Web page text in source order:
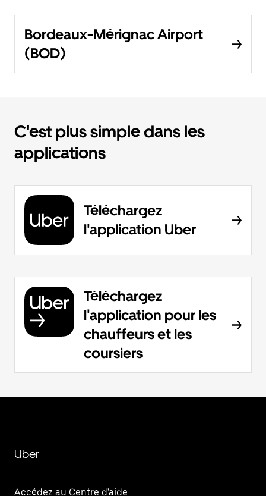
Bordeaux-Mérignac Airport
(BOD)
C'est plus simple dans les
applications
Téléchargez
l'application Uber
Téléchargez
l'application pour les
chauffeurs et les
coursiers
Uber
Accédez au Centre d'aide